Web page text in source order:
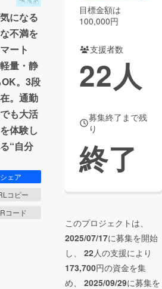
と納税machi-ya コミュニティ
になる
不満を
ート
量・静
。3段
。通勤
も大活
体験し
“自分
シェア
コピー
コード
目標金額は
100,000円
支援者数
22人
募集終了まで残
り
終了
このプロジェクトは、
2025/07/17に募集を開始
し、 22人の支援により
173,700円の資金を集
め、 2025/09/29に募集を